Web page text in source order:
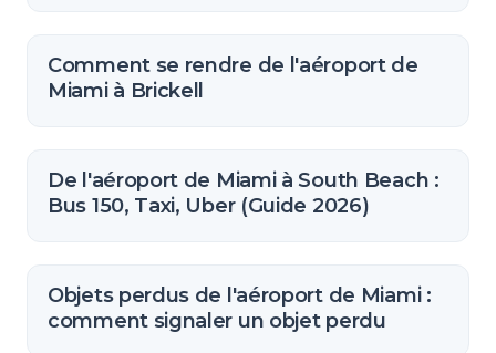
Comment se rendre de l'aéroport de
Miami à Brickell
De l'aéroport de Miami à South Beach :
Bus 150, Taxi, Uber (Guide 2026)
Objets perdus de l'aéroport de Miami :
comment signaler un objet perdu